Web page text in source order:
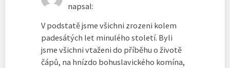
napsal:
V podstatě jsme všichni zrozeni kolem
padesátých let minulého století. Byli
jsme všichni vtaženi do příběhu o životě
čápů, na hnízdo bohuslavického komína,